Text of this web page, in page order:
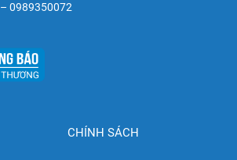
0989350072
CHÍNH SÁCH